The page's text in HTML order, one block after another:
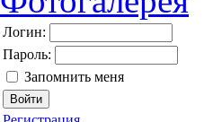
Логин:
Пароль:
Запомнить меня